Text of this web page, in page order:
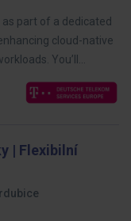
as part of a dedicated
cloud-native
You’ll…
| Flexibilní